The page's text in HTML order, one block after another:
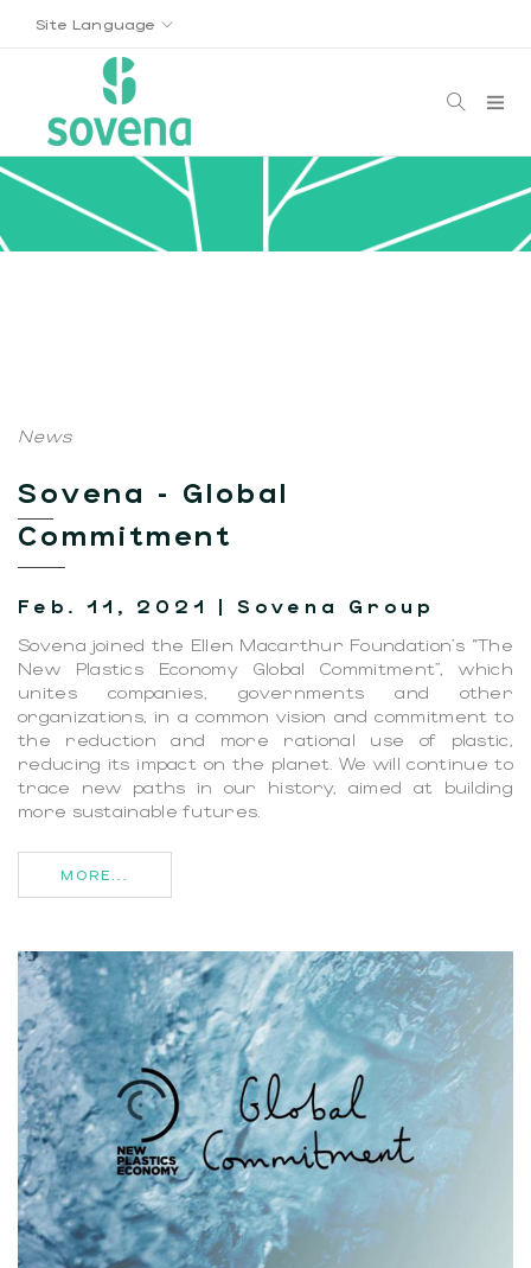
Site Language
News
Sovena - Global
Commitment
Feb. 11, 2021 | Sovena Group
Sovena joined the Ellen Macarthur Foundation's “The
New Plastics Economy Global Commitment”, which
unites companies, governments and other
organizations, in a common vision and commitment to
the reduction and more rational use of plastic,
reducing its impact on the planet. We will continue to
trace new paths in our history, aimed at building
more sustainable futures.
MORE...